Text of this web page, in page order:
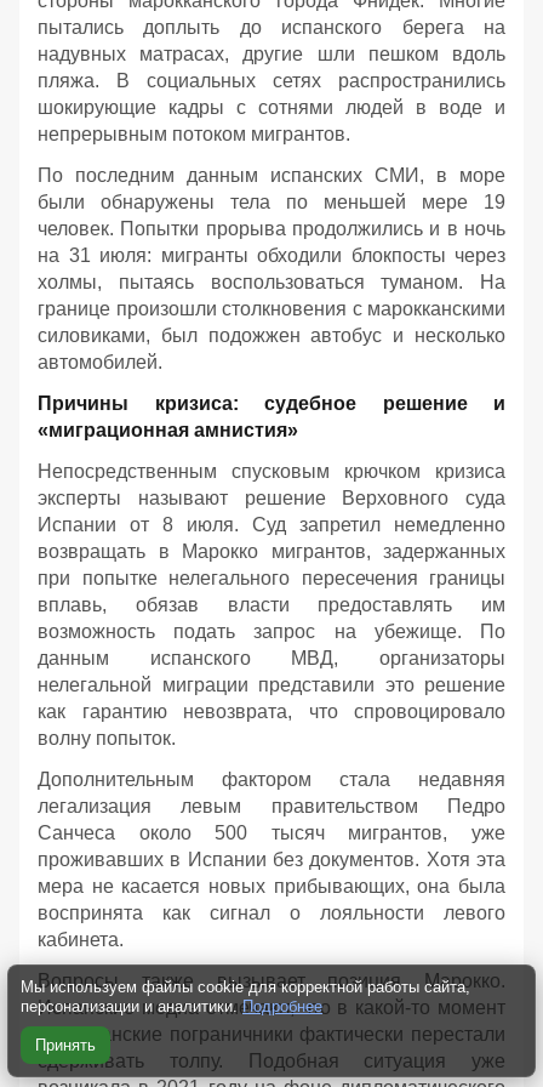
пытались доплыть до испанского берега на
надувных матрасах, другие шли пешком вдоль
пляжа. В социальных сетях распространились
шокирующие кадры с сотнями людей в воде и
непрерывным потоком мигрантов.
По последним данным испанских СМИ, в море
были обнаружены тела по меньшей мере 19
человек. Попытки прорыва продолжились и в ночь
на 31 июля: мигранты обходили блокпосты через
холмы, пытаясь воспользоваться туманом. На
границе произошли столкновения с марокканскими
силовиками, был подожжен автобус и несколько
автомобилей.
Причины кризиса: судебное решение и
«миграционная амнистия»
Непосредственным спусковым крючком кризиса
эксперты называют решение Верховного суда
Испании от 8 июля. Суд запретил немедленно
возвращать в Марокко мигрантов, задержанных
при попытке нелегального пересечения границы
вплавь, обязав власти предоставлять им
возможность подать запрос на убежище. По
данным испанского МВД, организаторы
нелегальной миграции представили это решение
как гарантию невозврата, что спровоцировало
волну попыток.
Дополнительным фактором стала недавняя
легализация левым правительством Педро
Санчеса около 500 тысяч мигрантов, уже
проживавших в Испании без документов. Хотя эта
мера не касается новых прибывающих, она была
воспринята как сигнал о лояльности левого
кабинета.
Вопросы также вызывает позиция Марокко.
Испанские медиа отмечают, что в какой-то момент
марокканские пограничники фактически перестали
сдерживать толпу. Подобная ситуация уже
Мы используем файлы cookie для корректной работы сайта,
персонализации и аналитики. Подробнее
Принять